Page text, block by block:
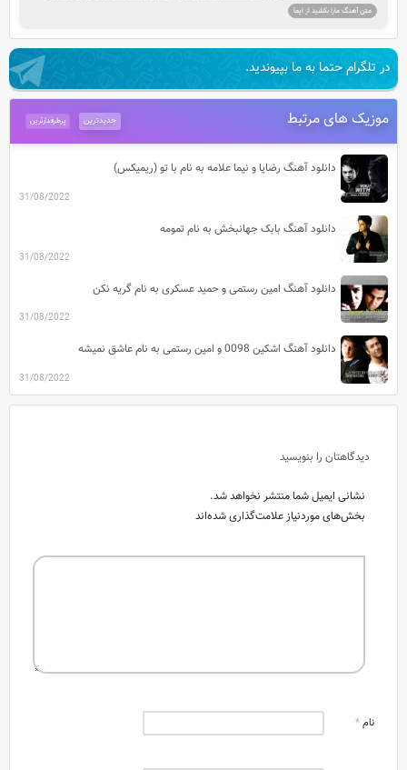
متن آهنگ مارا بکشید از ایما
در تلگرام حتما به ما بپیوندید.
موزیک های مرتبط پرطرفدارترین جدیدترین
دانلود آهنگ رضایا و نیما علامه به نام با تو (ریمیکس)
31/08/2022
دانلود آهنگ بابک جهانبخش به نام تمومه
31/08/2022
دانلود آهنگ امین رستمی و حمید عسکری به نام گریه نکن
31/08/2022
دانلود آهنگ اشکین 0098 و امین رستمی به نام عاشق نمیشه
31/08/2022
دیدگاهتان را بنویسید
نشانی ایمیل شما منتشر نخواهد شد.
بخش‌های موردنیاز علامت‌گذاری شده‌اند
نام*